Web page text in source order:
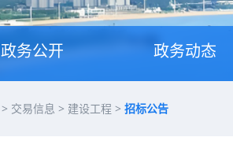
政务公开 政务动态
> 交易信息 > 建设工程 > 招标公告